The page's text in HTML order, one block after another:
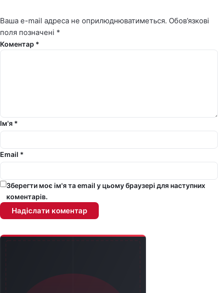
Ваша e-mail адреса не оприлюднюватиметься. Обов’язкові
поля позначені *
Коментар *
Ім'я *
Email *
Зберегти моє ім'я та email у цьому браузері для наступних
коментарів.